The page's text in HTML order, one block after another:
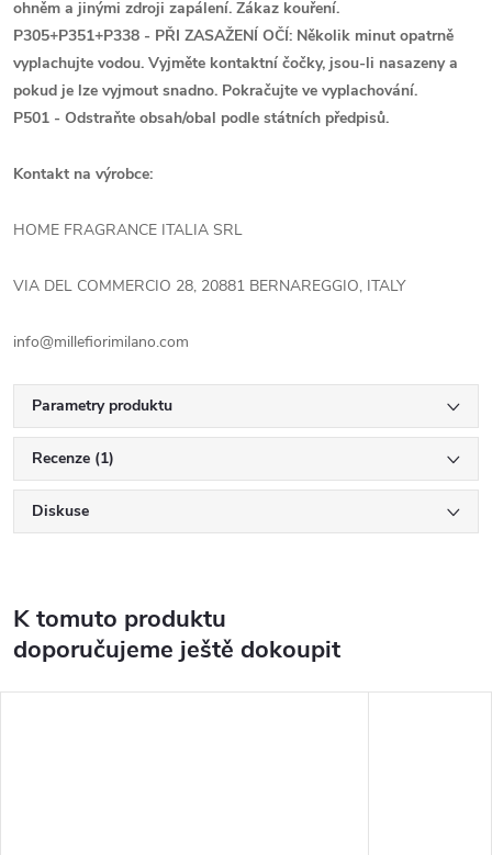
ohněm a jinými zdroji zapálení. Zákaz kouření.
P305+P351+P338 - PŘI ZASAŽENÍ OČÍ: Několik minut opatrně
vyplachujte vodou. Vyjměte kontaktní čočky, jsou-li nasazeny a
pokud je lze vyjmout snadno. Pokračujte ve vyplachování.
P501 - Odstraňte obsah/obal podle státních předpisů.
Kontakt na výrobce:
HOME FRAGRANCE ITALIA SRL
VIA DEL COMMERCIO 28, 20881 BERNAREGGIO, ITALY
info@millefiorimilano.com
Parametry produktu
Recenze (1)
Diskuse
K tomuto produktu
doporučujeme ještě dokoupit